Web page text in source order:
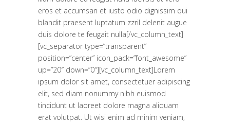
eros et accumsan et iusto odio dignissim qui
blandit praesent luptatum zzril delenit augue
duis dolore te feugait nulla[/vc_column_text]
[vc_separator type=”transparent”
position=”center” icon_pack=”font_awesome”
up=”20″ down=”0″][vc_column_text]Lorem
ipsum dolor sit amet, consectetuer adipiscing
elit, sed diam nonummy nibh euismod
tincidunt ut laoreet dolore magna aliquam
erat volutpat. Ut wisi enim ad minim veniam,